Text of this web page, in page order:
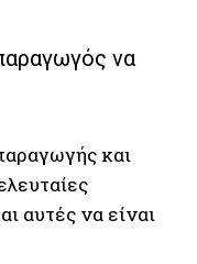
να
και
αυτές να είναι